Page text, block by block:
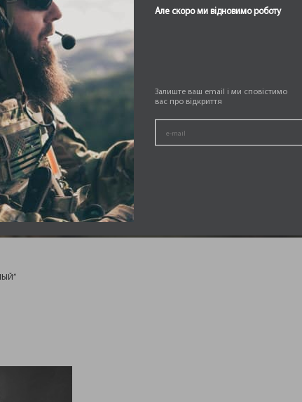
56 Л
Але скоро ми відновимо роботу
Залиште ваш email і ми сповістимо
вас про відкриття